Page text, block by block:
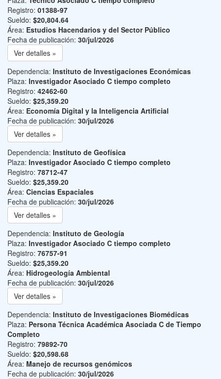
Registro: 01388-97
Sueldo: $20,804.64
Área: Estudios Hacendarios y del Sector Público
Fecha de publicación: 30/jul/2026
Ver detalles »
Dependencia: Instituto de Investigaciones Económicas
Plaza: Investigador Asociado C tiempo completo
Registro: 42462-60
Sueldo: $25,359.20
Área: Economía Digital y la Inteligencia Artificial
Fecha de publicación: 30/jul/2026
Ver detalles »
Dependencia: Instituto de Geofísica
Plaza: Investigador Asociado C tiempo completo
Registro: 78712-47
Sueldo: $25,359.20
Área: Ciencias Espaciales
Fecha de publicación: 30/jul/2026
Ver detalles »
Dependencia: Instituto de Geología
Plaza: Investigador Asociado C tiempo completo
Registro: 76757-91
Sueldo: $25,359.20
Área: Hidrogeología Ambiental
Fecha de publicación: 30/jul/2026
Ver detalles »
Dependencia: Instituto de Investigaciones Biomédicas
Plaza: Persona Técnica Académica Asociada C de Tiempo
Completo
Registro: 79892-70
Sueldo: $20,598.68
Área: Manejo de recursos genómicos
Fecha de publicación: 30/jul/2026